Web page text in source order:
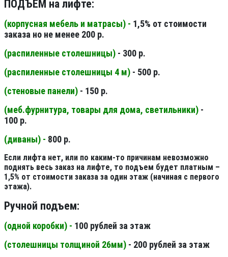
ПОДЪЕМ на лифте:
(корпусная мебель и матрасы) - 1,5% от стоимости
заказа но не менее 200 р.
(распиленные столешницы) - 300 р.
(распиленные столешницы 4 м) - 500 р.
(стеновые панели) - 150 р.
(меб.фурнитура, товары для дома, светильники) -
100 р.
(диваны) - 800 р.
Если лифта нет, или по каким-то причинам невозможно
поднять весь заказ на лифте, то подъем будет платным –
1,5% от стоимости заказа за один этаж (начиная с первого
этажа).
Ручной подъем:
(одной коробки) - 100 рублей за этаж
(столешницы толщиной 26мм) - 200 рублей за этаж